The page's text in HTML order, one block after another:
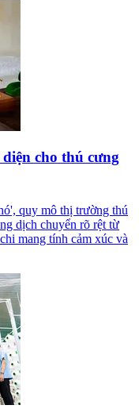
cho thú cưng
quy mô thị trường thú
dịch chuyển rõ rệt từ
mang tính cảm xúc và